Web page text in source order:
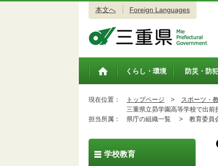
本文へ Foreign Languages
トップペ
くらし・環境 防災・防
現在位置： トップページ > スポーツ・
三重県立昴学園高等学校で出前
担当所属：
県庁の組織一覧 > 教育委員
学校教育